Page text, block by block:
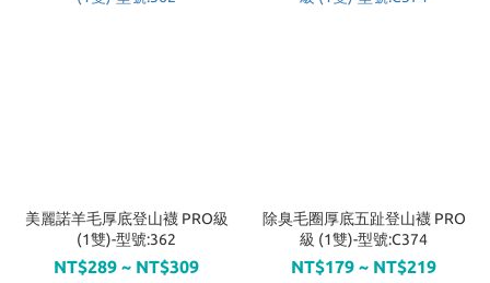
美麗諾羊毛厚底登山襪 PRO級
(1雙)-型號:362
NT$289 ~ NT$309
除臭毛圈厚底五趾登山襪 PRO
級 (1雙)-型號:C374
NT$179 ~ NT$219